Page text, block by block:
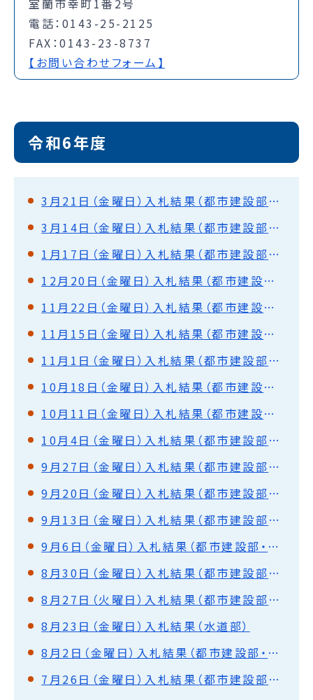
室蘭市幸町1番2号
電話：0143-25-2125
FAX：0143-23-8737
【お問い合わせフォーム】
令和6年度
3月21日（金曜日）入札結果（都市建設部・水道部）
3月14日（金曜日）入札結果（都市建設部・水道部）
1月17日（金曜日）入札結果（都市建設部・水道部）
12月20日（金曜日）入札結果（都市建設部・水道部）
11月22日（金曜日）入札結果（都市建設部・水道部）
11月15日（金曜日）入札結果（都市建設部・水道部）
11月1日（金曜日）入札結果（都市建設部・水道部）
10月18日（金曜日）入札結果（都市建設部・水道部）
10月11日（金曜日）入札結果（都市建設部・水道部）
10月4日（金曜日）入札結果（都市建設部・水道部）
9月27日（金曜日）入札結果（都市建設部・水道部）
9月20日（金曜日）入札結果（都市建設部・水道部）
9月13日（金曜日）入札結果（都市建設部・水道部）
9月6日（金曜日）入札結果（都市建設部・水道部）
8月30日（金曜日）入札結果（都市建設部・水道部）
8月27日（火曜日）入札結果（都市建設部・水道部）
8月23日（金曜日）入札結果（水道部）
8月2日（金曜日）入札結果（都市建設部・水道部）
7月26日（金曜日）入札結果（都市建設部・水道部）